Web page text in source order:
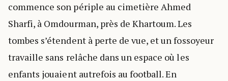
commence son périple au cimetière Ahmed
Sharfi, à Omdourman, près de Khartoum. Les
tombes s’étendent à perte de vue, et un fossoyeur
travaille sans relâche dans un espace où les
enfants jouaient autrefois au football. En